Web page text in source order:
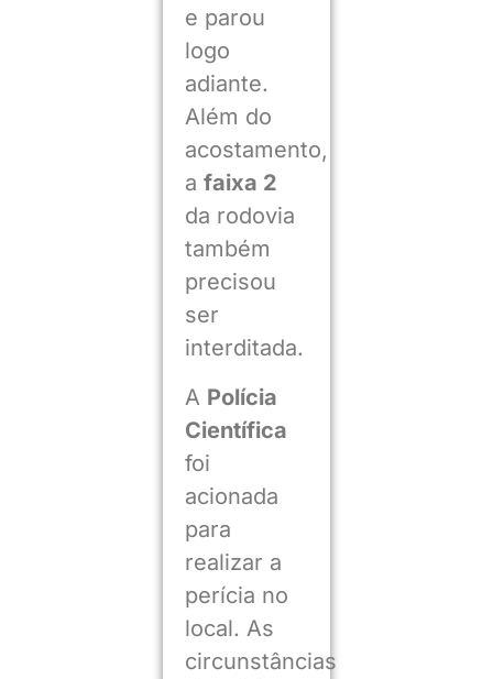
e parou
logo
adiante.
Além do
acostamento,
a faixa 2
da rodovia
também
precisou
ser
interditada.
A Polícia
Científica
foi
acionada
para
realizar a
perícia no
local. As
circunstâncias